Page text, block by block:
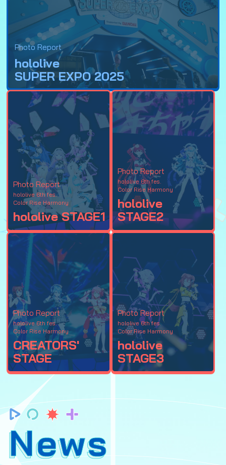
Photo Report
hololive
SUPER EXPO 2025
Photo Report
hololive 6th fes.
Color Rise Harmony
hololive STAGE1
Photo Report
hololive 6th fes.
Color Rise Harmony
hololive
STAGE2
Photo Report
hololive 6th fes.
Color Rise Harmony
CREATORS'
STAGE
Photo Report
hololive 6th fes.
Color Rise Harmony
hololive
STAGE3
News